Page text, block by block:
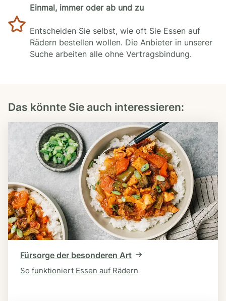
Einmal, immer oder ab und zu
Entscheiden Sie selbst, wie oft Sie Essen auf
Rädern bestellen wollen. Die Anbieter in unserer
Suche arbeiten alle ohne Vertragsbindung.
Das könnte Sie auch interessieren:
Fürsorge der besonderen Art
So funktioniert Essen auf Rädern